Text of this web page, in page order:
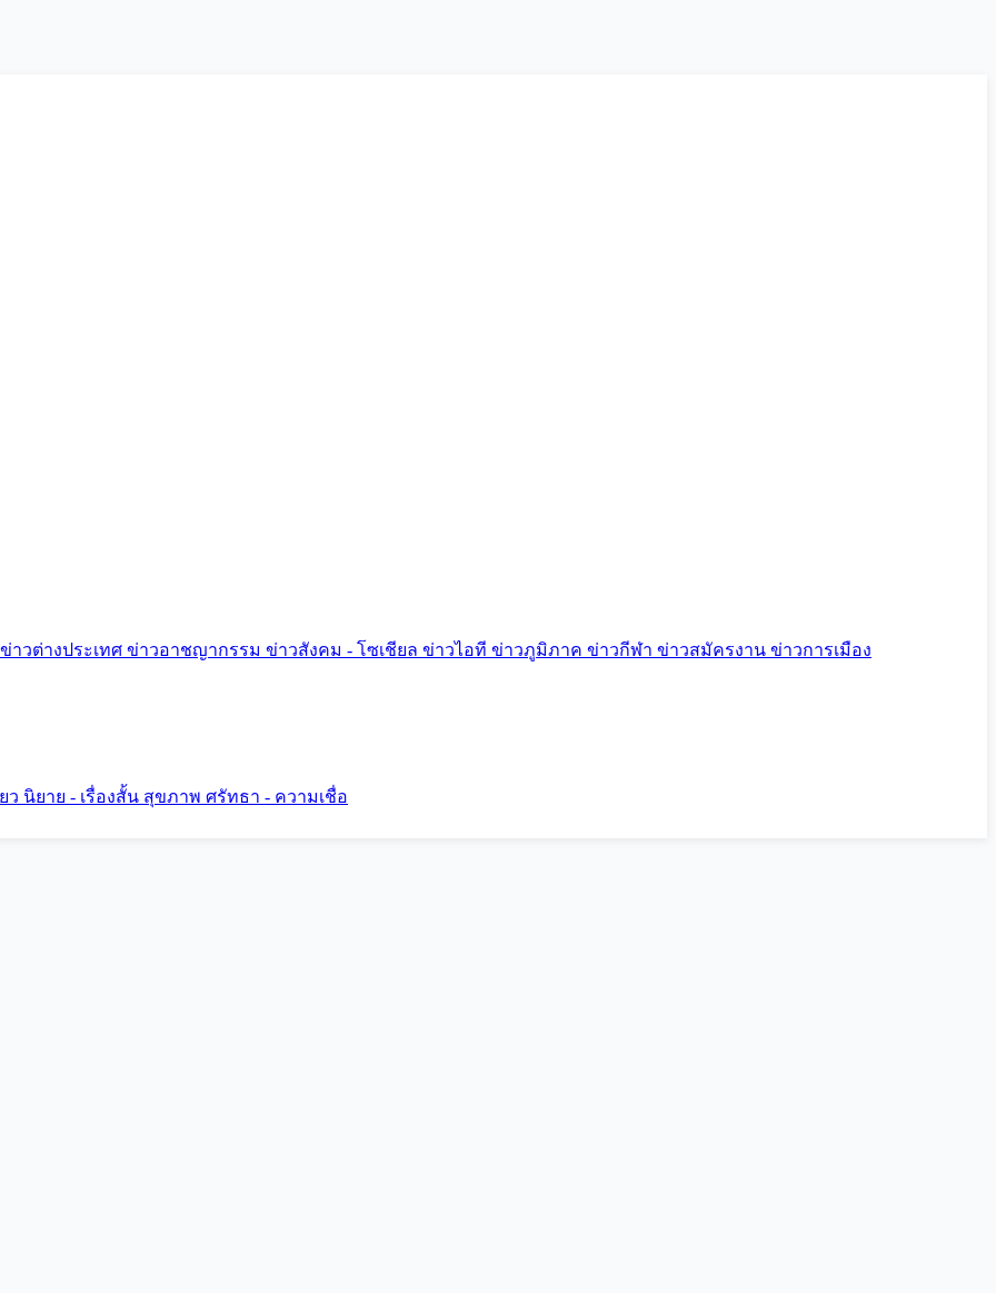
ข่าวต่างประเทศ ข่าวอาชญากรรม ข่าวสังคม - โซเชียล ข่าวไอที ข่าวภูมิภาค ข่าวกีฬา ข่าวสมัครงาน ข่าวการเมือง
ว นิยาย - เรื่องสั้น สุขภาพ ศรัทธา - ความเชื่อ